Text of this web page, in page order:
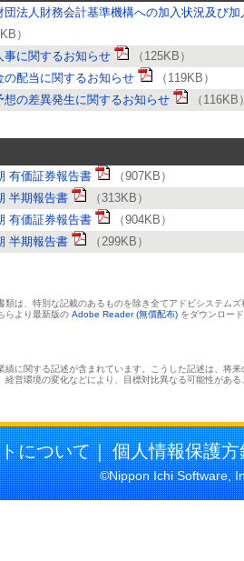
団法人財務会計基準機構への加入状況及び
）
事に関するお知らせ
（125KB）
の配当に関するお知らせ
（119KB）
想の差異発生に関するお知らせ （116KB
有価証券報告書
（907KB）
半期報告書
（313KB）
有価証券報告書
（904KB）
半期報告書 （299KB）
類は、特別な記載のあるものを除き全てアドビシステム
らより最新版の Adobe Reader (無償配布) をダウンロー
績に関する記述が含まれています。こうした記述は、将
経営環境の変化などにより、目標対比異なる可能性があ
について｜ 個人情報保護方
©Nippon Ichi Software,